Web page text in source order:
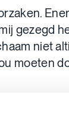
gezegd
niet
moeten